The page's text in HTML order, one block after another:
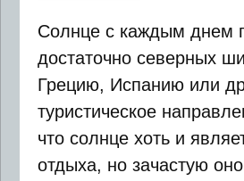
Солнце с каждым днем
достаточно северных
Грецию, Испанию или
туристическое
что солнце хоть и
отдыха, но зачастую